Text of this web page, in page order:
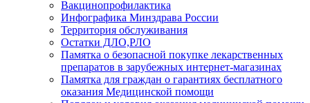
Вакцинопрофилактика
Инфографика Минздрава России
Территория обслуживания
Остатки ДЛО,РЛО
Памятка о безопасной покупке лекарственных
препаратов в зарубежных интернет-магазинах
Памятка для граждан о гарантиях бесплатного
оказания Медицинской помощи